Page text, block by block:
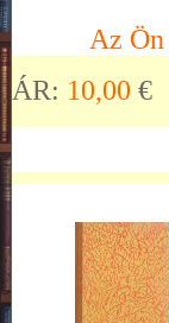
Az
ÁR: 10,00 €